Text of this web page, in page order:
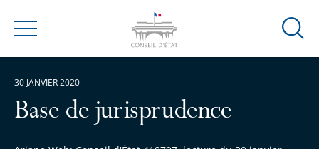
Menu
Ouvrir
Base de jurisprudence
30 JANVIER 2020